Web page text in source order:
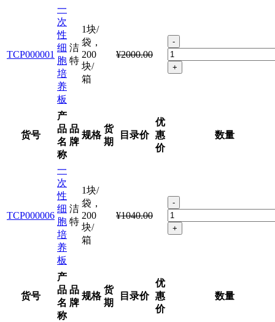
TCP000001
一
次
性
细
胞
培
养
板
洁
特
1块/
袋，
200
块/
箱
¥2000.00
-
+
货号
产
品
名
称
品
牌
规格
货
期
目录价
优
惠
价
数量
TCP000006
一
次
性
细
胞
培
养
板
洁
特
1块/
袋，
200
块/
箱
¥1040.00
-
+
货号
产
品
名
称
品
牌
规格
货
期
目录价
优
惠
价
数量